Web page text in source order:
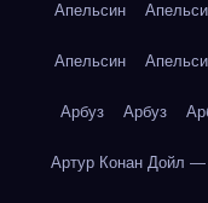
Апельсин
Апельсин
Арбуз Арбуз
Артур Конан Дойл —